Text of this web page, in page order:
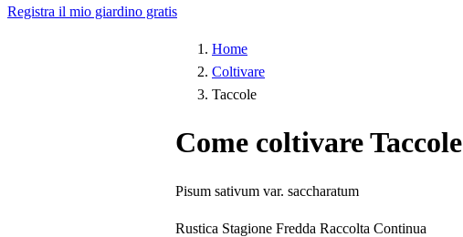
Registra il mio giardino gratis
Home
Coltivare
Taccole
Come coltivare Taccole
Pisum sativum var. saccharatum
Rustica Stagione Fredda Raccolta Continua